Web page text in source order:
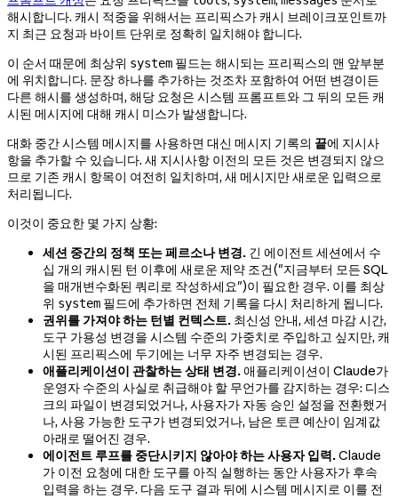
해시합니다. 캐시 적중을 위해서는 프리픽스가 캐시 브레이크포인트까
지 최근 요청과 바이트 단위로 정확히 일치해야 합니다.
이 순서 때문에 최상위 system 필드는 해시되는 프리픽스의 맨 앞부분
에 위치합니다. 문장 하나를 추가하는 것조차 포함하여 어떤 변경이든
다른 해시를 생성하며, 해당 요청은 시스템 프롬프트와 그 뒤의 모든 캐
시된 메시지에 대해 캐시 미스가 발생합니다.
대화 중간 시스템 메시지를 사용하면 대신 메시지 기록의 끝에 지시사
항을 추가할 수 있습니다. 새 지시사항 이전의 모든 것은 변경되지 않으
므로 기존 캐시 항목이 여전히 일치하며, 새 메시지만 새로운 입력으로
처리됩니다.
이것이 중요한 몇 가지 상황:
세션 중간의 정책 또는 페르소나 변경. 긴 에이전트 세션에서 수
십 개의 캐시된 턴 이후에 새로운 제약 조건("지금부터 모든 SQL
을 매개변수화된 쿼리로 작성하세요")이 필요한 경우. 이를 최상
위 system 필드에 추가하면 전체 기록을 다시 처리하게 됩니다.
권위를 가져야 하는 턴별 컨텍스트. 최신성 안내, 세션 마감 시간,
도구 가용성 변경을 시스템 수준의 가중치로 주입하고 싶지만, 캐
시된 프리픽스에 두기에는 너무 자주 변경되는 경우.
애플리케이션이 관찰하는 상태 변경.애플리케이션이 Claude가
운영자 수준의 사실로 취급해야 할 무언가를 감지하는 경우: 디스
크의 파일이 변경되었거나, 사용자가 자동 승인 설정을 전환했거
나, 사용 가능한 도구가 변경되었거나, 남은 토큰 예산이 임계값
아래로 떨어진 경우.
에이전트 루프를 중단시키지 않아야 하는 사용자 입력.Claude
가 이전 요청에 대한 도구를 아직 실행하는 동안 사용자가 후속
입력을 하는 경우. 다음 도구 결과 뒤에 시스템 메시지로 이를 전